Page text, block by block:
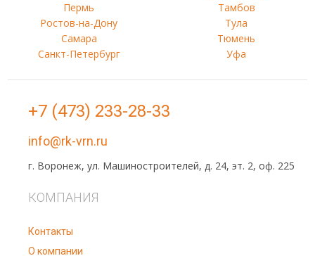
Пермь
Ростов-на-Дону
Самара
Санкт-Петербург
Тамбов
Тула
Тюмень
Уфа
+7 (473) 233-28-33
info@rk-vrn.ru
г. Воронеж, ул. Машиностроителей, д. 24, эт. 2, оф. 225
КОМПАНИЯ
Контакты
О компании